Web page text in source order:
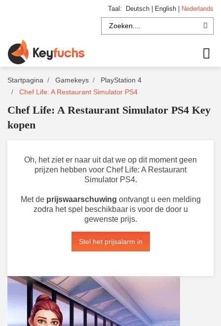
Taal: Deutsch English Nederlands
Startpagina Gamekeys
PlayStation 4
Chef Life: A Restaurant Simulator PS4
Chef Life: A Restaurant Simulator PS4 Key
kopen
Oh, het ziet er naar uit dat we op dit moment geen
prijzen hebben voor Chef Life: A Restaurant
Simulator PS4.
Met de prijswaarschuwing ontvangt u een melding
zodra het spel beschikbaar is voor de door u
gewenste prijs.
Stel het prijsalarm in